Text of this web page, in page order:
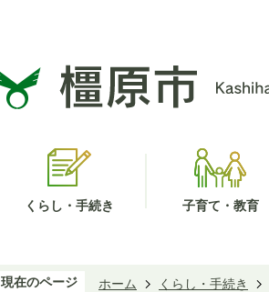
くらし・手続き 子育て・教育
現在のページ ホーム くらし・手続き